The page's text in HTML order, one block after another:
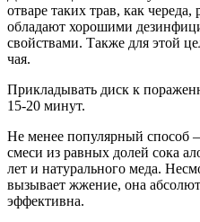
отваре таких трав, как
обладают хорошими
свойствами. Также для этой
чая.
Прикладывать диск к
15-20 минут.
Не менее популярный способ
смеси из равных долей сока
лет и натурального меда.
вызывает жжение, она
эффективна.